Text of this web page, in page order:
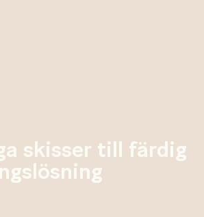
skisser till färdig